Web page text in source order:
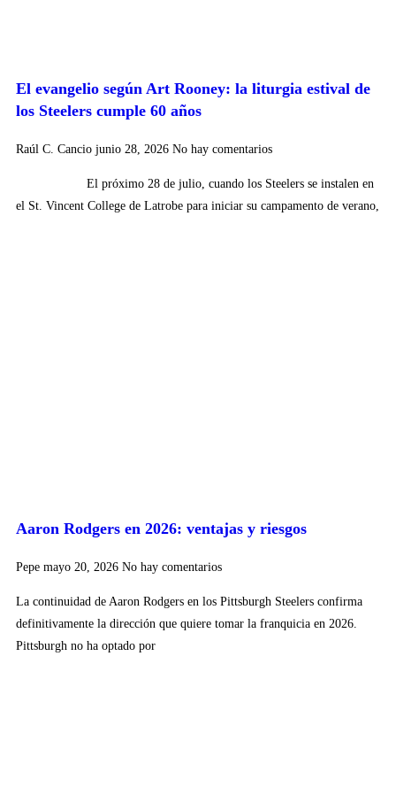
El evangelio según Art Rooney: la liturgia estival de
los Steelers cumple 60 años
Raúl C. Cancio junio 28, 2026 No hay comentarios
El próximo 28 de julio, cuando los Steelers se instalen en
el St. Vincent College de Latrobe para iniciar su campamento de verano,
Aaron Rodgers en 2026: ventajas y riesgos
Pepe mayo 20, 2026 No hay comentarios
La continuidad de Aaron Rodgers en los Pittsburgh Steelers confirma
definitivamente la dirección que quiere tomar la franquicia en 2026.
Pittsburgh no ha optado por